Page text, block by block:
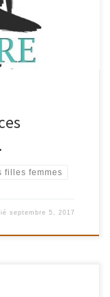
[…]
filles femmes
septembre 5, 2017